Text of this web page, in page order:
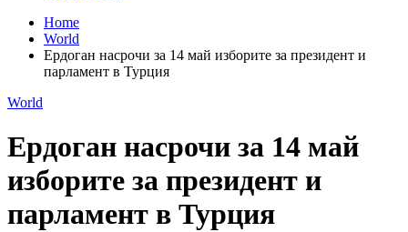
Home
World
Ердоган насрочи за 14 май изборите за президент и
парламент в Турция
World
Ердоган насрочи за 14 май
изборите за президент и
парламент в Турция